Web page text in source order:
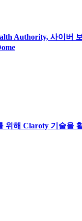
Authority, 사이버
위해 Claroty 기술을